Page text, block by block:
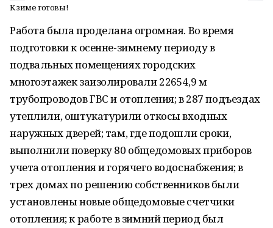
К зиме готовы!
Работа была проделана огромная. Во время
подготовки к осенне-зимнему периоду в
подвальных помещениях городских
многоэтажек заизолировали 22654,9 м
трубопроводов ГВС и отопления; в 287 подъездах
утеплили, оштукатурили откосы входных
наружных дверей; там, где подошли сроки,
выполнили поверку 80 общедомовых приборов
учета отопления и горячего водоснабжения; в
трех домах по решению собственников были
установлены новые общедомовые счетчики
отопления; к работе в зимний период был